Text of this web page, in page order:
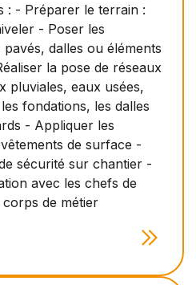
: - Préparer le terrain :
- Poser les
dalles ou éléments
la pose de réseaux
pluviales, eaux usées,
fondations, les dalles
- Appliquer les
de surface -
sécurité sur chantier -
avec les chefs de
de métier